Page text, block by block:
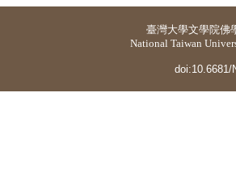
臺灣大學文學院佛
National Taiwan
doi:10.6681/